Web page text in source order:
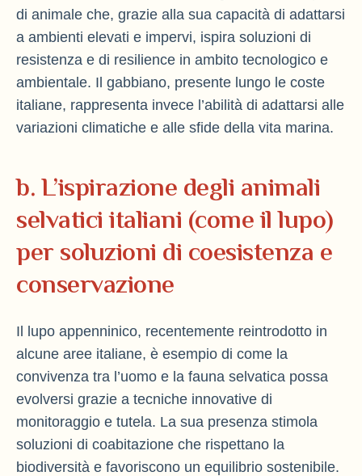
di animale che, grazie alla sua capacità di adattarsi
a ambienti elevati e impervi, ispira soluzioni di
resistenza e di resilience in ambito tecnologico e
ambientale. Il gabbiano, presente lungo le coste
italiane, rappresenta invece l’abilità di adattarsi alle
variazioni climatiche e alle sfide della vita marina.
b. L’ispirazione degli animali
selvatici italiani (come il lupo)
per soluzioni di coesistenza e
conservazione
Il lupo appenninico, recentemente reintrodotto in
alcune aree italiane, è esempio di come la
convivenza tra l’uomo e la fauna selvatica possa
evolversi grazie a tecniche innovative di
monitoraggio e tutela. La sua presenza stimola
soluzioni di coabitazione che rispettano la
biodiversità e favoriscono un equilibrio sostenibile.